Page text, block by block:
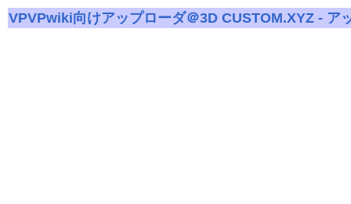
VPVPwiki向けアップローダ＠3D CUSTOM.XYZ - ア